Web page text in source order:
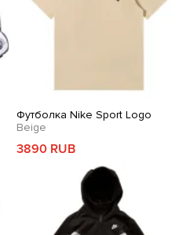
Футболка Nike Sport Logo
Beige
3890 RUB